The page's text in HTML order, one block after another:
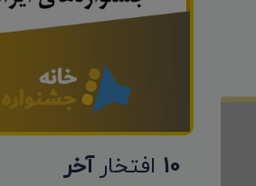
10 افتخارآخر